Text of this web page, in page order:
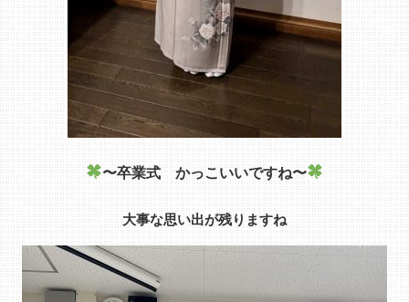
〜卒業式 かっこいいですね〜
大事な思い出が残りますね